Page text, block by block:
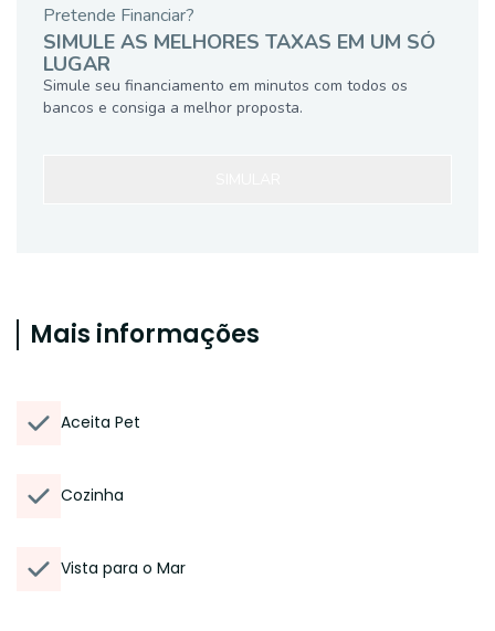
Pretende Financiar?
SIMULE AS MELHORES TAXAS EM UM SÓ
LUGAR
Simule seu financiamento em minutos com todos os
bancos e consiga a melhor proposta.
Mais informações
Aceita Pet
Cozinha
Vista para o Mar